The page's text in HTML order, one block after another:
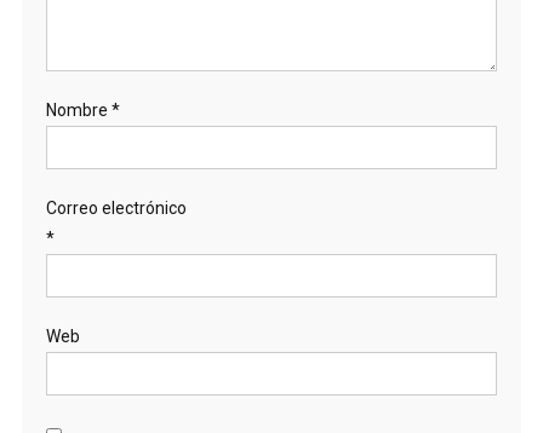
Nombre *
Correo electrónico
*
Web